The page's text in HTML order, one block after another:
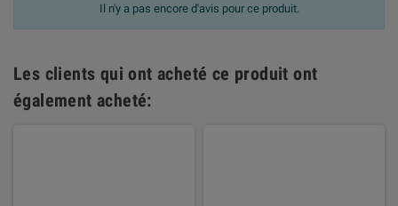
Il n'y a pas encore d'avis pour ce produit.
Les clients qui ont acheté ce produit ont
également acheté: